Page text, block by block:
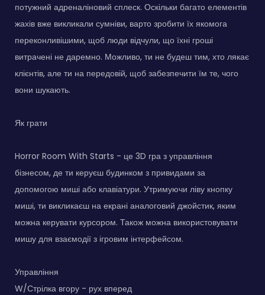
потужний адреналіновий сплеск. Оскільки багато елементів
жахів вже викликали сумніви, варто зробити їх якомога
переконливішими, щоб люди відчули, що їхні гроші
витрачені не даремно. Можливо, ти не будеш тим, хто лякає
клієнтів, але ти на передовій, щоб забезпечити їм те, чого
вони шукають.
Як грати
Horror Room With Starts - це 3D гра з управління
бізнесом, де ти керуєш будинком з привидами за
допомогою миші або клавіатури. Утримуючи ліву кнопку
миші, ти викликаєш на екрані аналоговий джойстик, яким
можна керувати курсором. Також можна використовувати
мишу для взаємодії з ігровим інтерфейсом.
Управління
W/Стрілка вгору - рух вперед